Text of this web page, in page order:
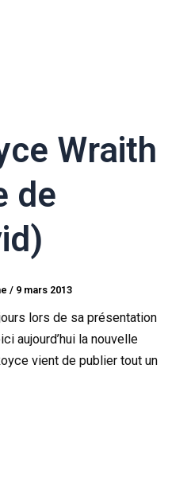
Wraith
de
/ 9 mars 2013
lors de sa présentation
aujourd’hui la nouvelle
vient de publier tout un